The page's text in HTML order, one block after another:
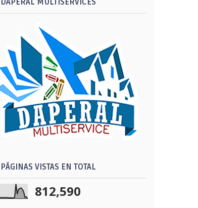
DAPERAL MULTISERVICES
PÁGINAS VISTAS EN TOTAL
812,590